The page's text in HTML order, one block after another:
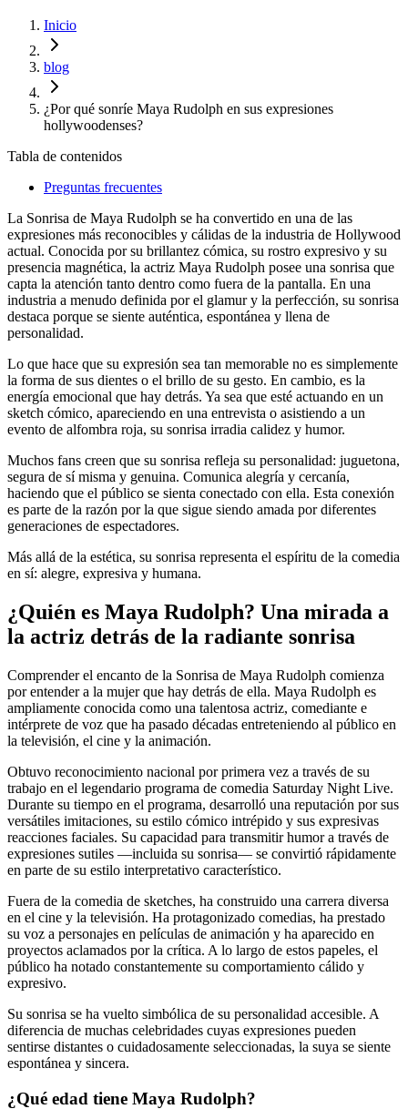
Inicio
blog
¿Por qué sonríe Maya Rudolph en sus expresiones
hollywoodenses?
Tabla de contenidos
Preguntas frecuentes
La Sonrisa de Maya Rudolph se ha convertido en una de las
expresiones más reconocibles y cálidas de la industria de Hollywood
actual. Conocida por su brillantez cómica, su rostro expresivo y su
presencia magnética, la actriz Maya Rudolph posee una sonrisa que
capta la atención tanto dentro como fuera de la pantalla. En una
industria a menudo definida por el glamur y la perfección, su sonrisa
destaca porque se siente auténtica, espontánea y llena de
personalidad.
Lo que hace que su expresión sea tan memorable no es simplemente
la forma de sus dientes o el brillo de su gesto. En cambio, es la
energía emocional que hay detrás. Ya sea que esté actuando en un
sketch cómico, apareciendo en una entrevista o asistiendo a un
evento de alfombra roja, su sonrisa irradia calidez y humor.
Muchos fans creen que su sonrisa refleja su personalidad: juguetona,
segura de sí misma y genuina. Comunica alegría y cercanía,
haciendo que el público se sienta conectado con ella. Esta conexión
es parte de la razón por la que sigue siendo amada por diferentes
generaciones de espectadores.
Más allá de la estética, su sonrisa representa el espíritu de la comedia
en sí: alegre, expresiva y humana.
¿Quién es Maya Rudolph? Una mirada a
la actriz detrás de la radiante sonrisa
Comprender el encanto de la Sonrisa de Maya Rudolph comienza
por entender a la mujer que hay detrás de ella. Maya Rudolph es
ampliamente conocida como una talentosa actriz, comediante e
intérprete de voz que ha pasado décadas entreteniendo al público en
la televisión, el cine y la animación.
Obtuvo reconocimiento nacional por primera vez a través de su
trabajo en el legendario programa de comedia Saturday Night Live.
Durante su tiempo en el programa, desarrolló una reputación por sus
versátiles imitaciones, su estilo cómico intrépido y sus expresivas
reacciones faciales. Su capacidad para transmitir humor a través de
expresiones sutiles —incluida su sonrisa— se convirtió rápidamente
en parte de su estilo interpretativo característico.
Fuera de la comedia de sketches, ha construido una carrera diversa
en el cine y la televisión. Ha protagonizado comedias, ha prestado
su voz a personajes en películas de animación y ha aparecido en
proyectos aclamados por la crítica. A lo largo de estos papeles, el
público ha notado constantemente su comportamiento cálido y
expresivo.
Su sonrisa se ha vuelto simbólica de su personalidad accesible. A
diferencia de muchas celebridades cuyas expresiones pueden
sentirse distantes o cuidadosamente seleccionadas, la suya se siente
espontánea y sincera.
¿Qué edad tiene Maya Rudolph?